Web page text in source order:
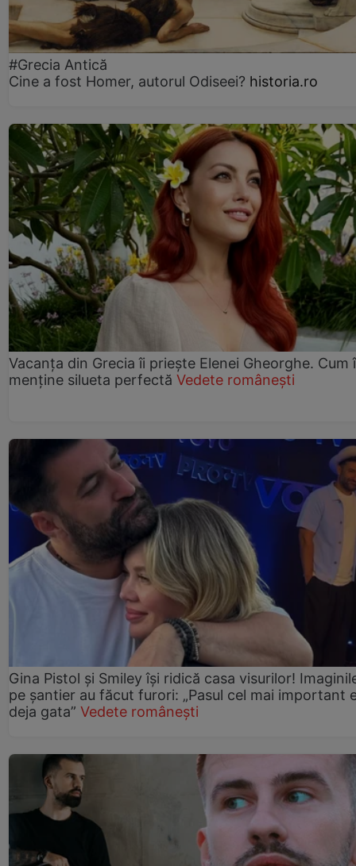
#Grecia Antică
Cine a fost Homer, autorul Odiseei? historia.ro
Vacanța din Grecia îi priește Elenei Gheorghe. Cum
menține silueta perfectă Vedete românești
Gina Pistol și Smiley își ridică casa visurilor!
pe șantier au făcut furori: „Pasul cel mai important
deja gata” Vedete românești